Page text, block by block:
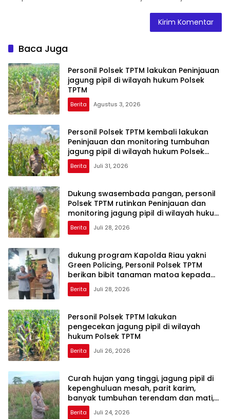
Baca Juga
Personil Polsek TPTM lakukan Peninjauan
jagung pipil di wilayah hukum Polsek
TPTM
Berita Agustus 3, 2026
Personil Polsek TPTM kembali lakukan
Peninjauan dan monitoring tumbuhan
jagung pipil di wilayah hukum Polsek
TPTM
Berita Juli 31, 2026
Dukung swasembada pangan, personil
Polsek TPTM rutinkan Peninjauan dan
monitoring jagung pipil di wilayah hukum
Polsek TPTM
Berita Juli 28, 2026
dukung program Kapolda Riau yakni
Green Policing, Personil Polsek TPTM
berikan bibit tanaman matoa kepada
masyarakat
Berita Juli 28, 2026
Personil Polsek TPTM lakukan
pengecekan jagung pipil di wilayah
hukum Polsek TPTM
Berita Juli 26, 2026
Curah hujan yang tinggi, jagung pipil di
kepenghuluan mesah, parit karim,
banyak tumbuhan terendam dan mati,
personil TPTM gerak cepat turun
Berita Juli 24, 2026